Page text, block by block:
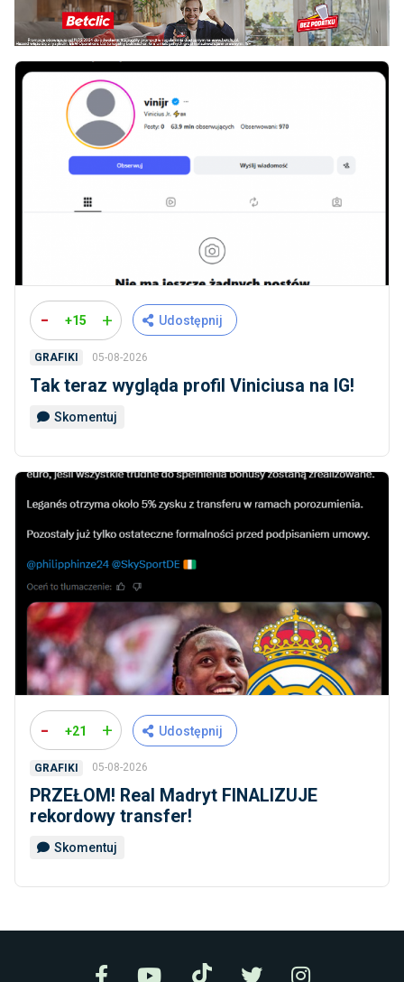
- +15 + Udostępnij
GRAFIKI 05-08-2026
Tak teraz wygląda profil Viniciusa na IG!
Skomentuj
- +21 + Udostępnij
GRAFIKI 05-08-2026
PRZEŁOM! Real Madryt FINALIZUJE
rekordowy transfer!
Skomentuj